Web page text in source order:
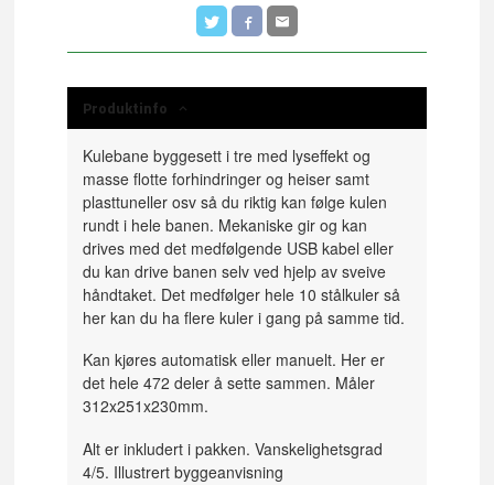
Produktinfo
Kulebane byggesett i tre med lyseffekt og
masse flotte forhindringer og heiser samt
plasttuneller osv så du riktig kan følge kulen
rundt i hele banen. Mekaniske gir og kan
drives med det medfølgende USB kabel eller
du kan drive banen selv ved hjelp av sveive
håndtaket. Det medfølger hele 10 stålkuler så
her kan du ha flere kuler i gang på samme tid.
Kan kjøres automatisk eller manuelt. Her er
det hele 472 deler å sette sammen. Måler
312x251x230mm.
Alt er inkludert i pakken. Vanskelighetsgrad
4/5. Illustrert byggeanvisning